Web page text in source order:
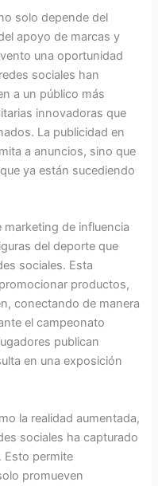
solo depende del
apoyo de marcas y
una oportunidad
sociales han
a un público más
innovadoras que
La publicidad en
a anuncios, sino que
ya están sucediendo
marketing de influencia
del deporte que
sociales. Esta
productos,
conectando de manera
el campeonato
publican
en una exposición
la realidad aumentada,
sociales ha capturado
Esto permite
promueven